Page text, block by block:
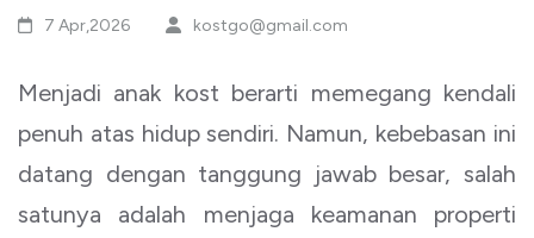
7 Apr,2026 kostgo@gmail.com
Menjadi anak kost berarti memegang kendali
penuh atas hidup sendiri. Namun, kebebasan ini
datang dengan tanggung jawab besar, salah
satunya adalah menjaga keamanan properti